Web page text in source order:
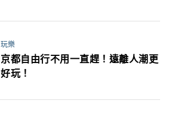
玩樂
京都自由行不用一直趕！遠離人潮更
好玩！